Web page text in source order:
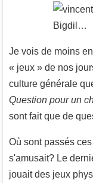
Je vois de moins
« jeux » de nos
culture générale
Question pour un
sont fait que de
Où sont passés
s'amusait? Le
jouait des jeux